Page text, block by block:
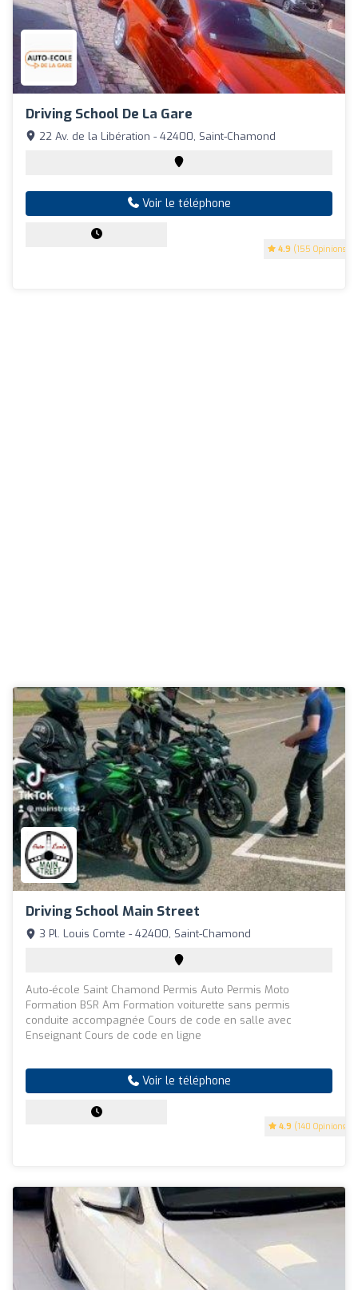
Driving School De La Gare
4.9 (155 Opinions)
22 Av. de la Libération - 42400, Saint-Chamond
Voir le téléphone
Driving School Main Street
4.9 (140 Opinions)
3 Pl. Louis Comte - 42400, Saint-Chamond
Auto-école Saint Chamond Permis Auto Permis Moto
Formation BSR Am Formation voiturette sans permis
conduite accompagnée Cours de code en salle avec
Enseignant Cours de code en ligne
Voir le téléphone